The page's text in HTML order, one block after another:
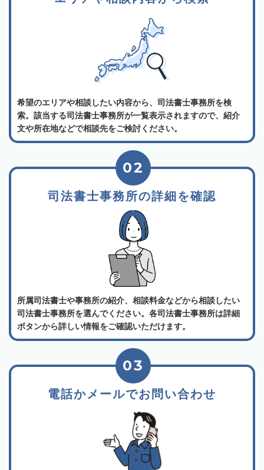
希望のエリアや相談したい内容から、司法書士事務所を検
索。該当する司法書士事務所が一覧表示されますので、紹介
文や所在地などで相談先をご検討ください。
司法書士事務所の詳細を確認
02
所属司法書士や事務所の紹介、相談料金などから相談したい
司法書士事務所を選んでください。各司法書士事務所は詳細
ボタンから詳しい情報をご確認いただけます。
電話かメールでお問い合わせ
03